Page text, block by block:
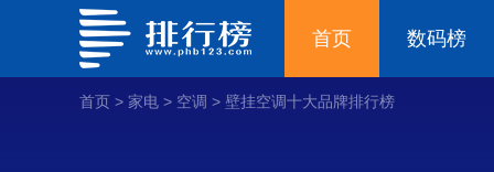
首页 数码榜
首页 > 家电 > 空调 > 壁挂空调十大品牌排行榜